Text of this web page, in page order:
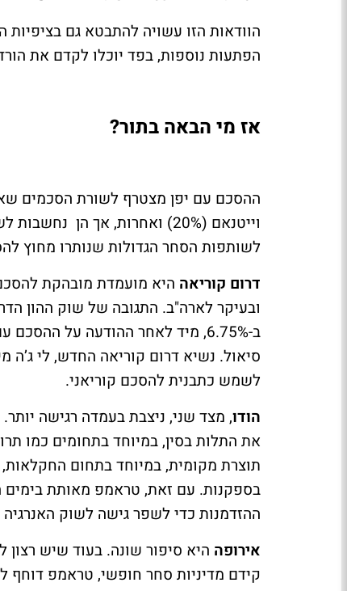
הוודאות הזו עשויה להתבטא גם
הפתעות נוספות, בפד יוכלו לקדם את
אז מי הבאה בתור?
וייטנאם (20%) ואחרות, אך הן נחשבות לשחקניות משנה יחסית, אולי מעט
לשותפות הסחר הגדולות שנותרו מחוץ
דרום קוריאה היא מועמדת מובהקת
ב-6.75%, מיד לאחר ההודעה על
סיאול. נשיא דרום קוריאה החדש, לי ג’ה
לשמש כתבנית להסכם קוריאני.
הודו, מצד שני, ניצבת בעמדה רגישה
את התלות בסין, במיוחד בתחומים כמו
תוצרת מקומית, במיוחד בתחום
בספקנות. עם זאת, טראמפ מאותת בימים
ההזדמנות כדי לשפר גישה לשוק
אירופה היא סיפור שונה. בעוד שיש
קידם מדיניות סחר חופשי, טראמפ דוחף